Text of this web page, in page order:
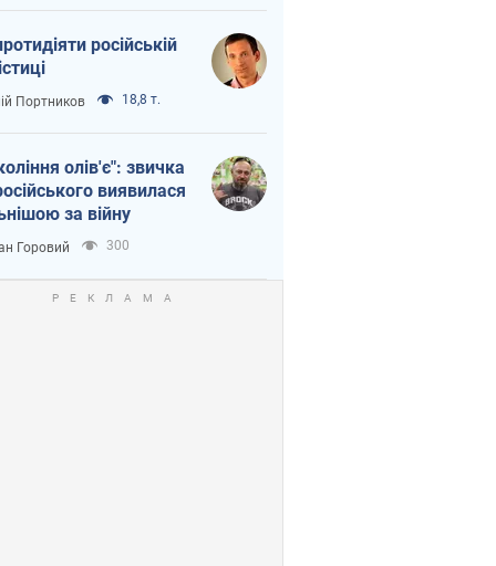
російській
Портников 18,8 т.
олів'є": звичка
виявилася
за війну
Горовий 300